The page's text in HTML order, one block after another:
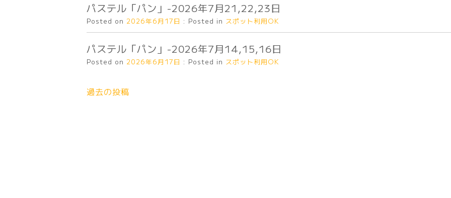
パステル「パン」-2026年7月21,22,23日
Posted on 2026年6月17日 : Posted in スポット利用OK
パステル「パン」-2026年7月14,15,16日
Posted on 2026年6月17日 : Posted in スポット利用OK
稿
過去の投稿